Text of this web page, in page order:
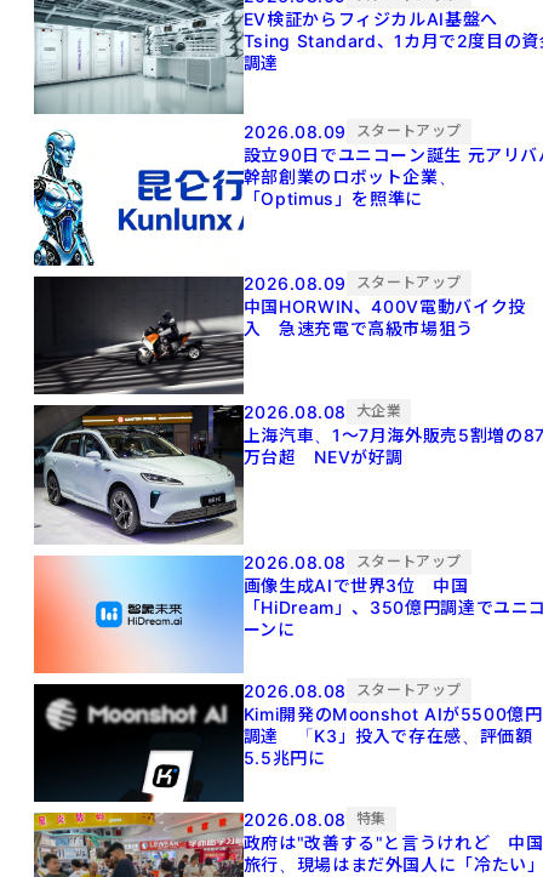
EV検証からフィジカルAI基盤へ
Tsing Standard、1カ月で2度目の資
調達
2026.08.09 スタートアップ
設立90日でユニコーン誕生 元アリババ
幹部創業のロボット企業、
「Optimus」を照準に
2026.08.09 スタートアップ
中国HORWIN、400V電動バイク投
入 急速充電で高級市場狙う
2026.08.08 大企業
上海汽車、1～7月海外販売5割増の
万台超 NEVが好調
2026.08.08 スタートアップ
画像生成AIで世界3位 中国
「HiDream」、350億円調達でユニ
ーンに
2026.08.08 スタートアップ
Kimi開発のMoonshot AIが5500億円
調達 「K3」投入で存在感、評価額
5.5兆円に
2026.08.08 特集
政府は"改善する"と言うけれど 中国
旅行、現場はまだ外国人に「冷たい